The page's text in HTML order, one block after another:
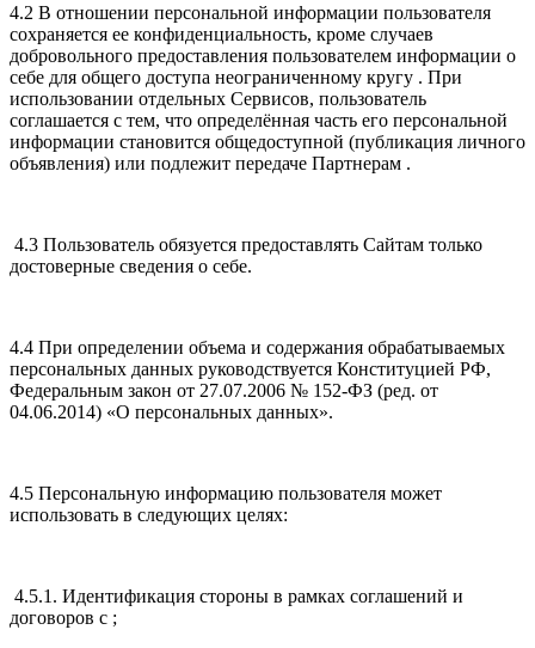
4.2 В отношении персональной информации пользователя
сохраняется ее конфиденциальность, кроме случаев
добровольного предоставления пользователем информации о
себе для общего доступа неограниченному кругу . При
использовании отдельных Сервисов, пользователь
соглашается с тем, что определённая часть его персональной
информации становится общедоступной (публикация личного
объявления) или подлежит передаче Партнерам .
4.3 Пользователь обязуется предоставлять Сайтам только
достоверные сведения о себе.
4.4 При определении объема и содержания обрабатываемых
персональных данных руководствуется Конституцией РФ,
Федеральным закон от 27.07.2006 № 152-ФЗ (ред. от
04.06.2014) «О персональных данных».
4.5 Персональную информацию пользователя может
использовать в следующих целях:
4.5.1. Идентификация стороны в рамках соглашений и
договоров с ;